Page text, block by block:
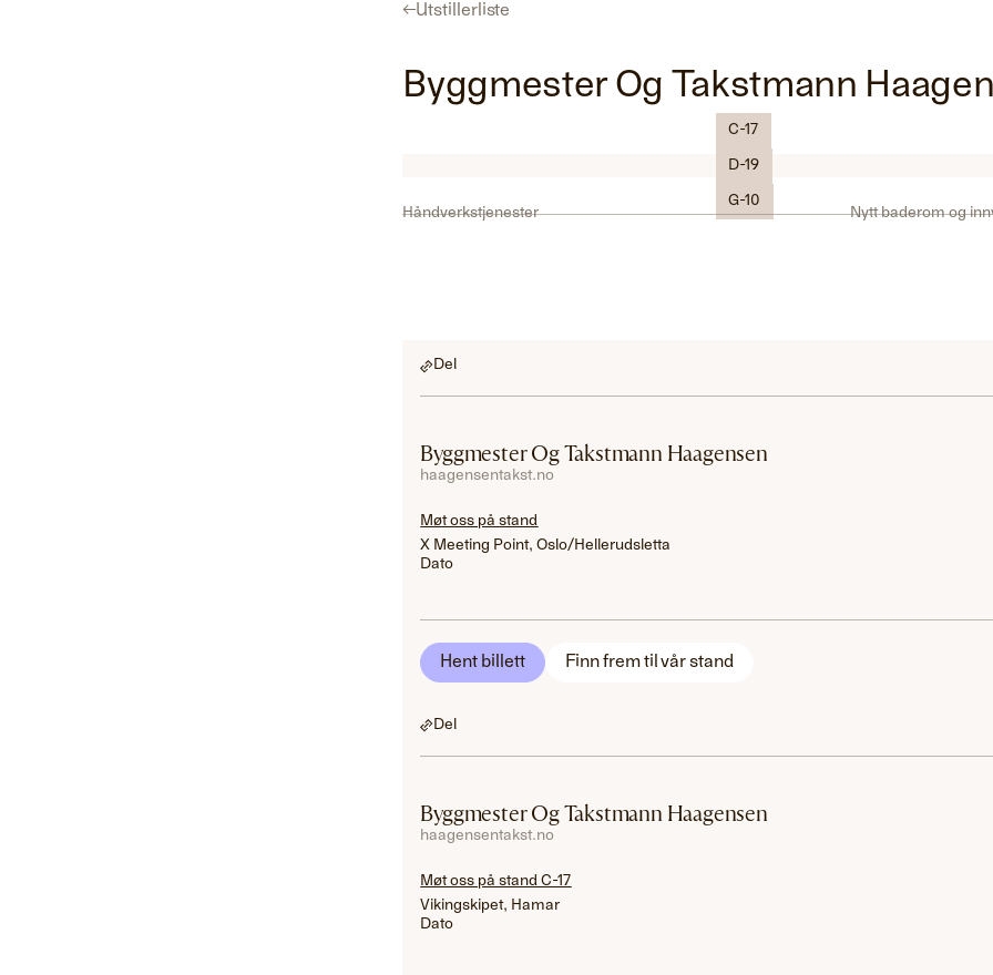
←Utstillerliste
Byggmester Og Takstmann
C-17
D-19
G-10
Logo
Håndverkstjenester Nytt baderom og
Del
Byggmester Og Takstmann Haagensen
haagensentakst.no
Møt oss på stand
X Meeting Point, Oslo/Hellerudsletta
Dato
Hent billett Finn frem til vår stand
Del
Byggmester Og Takstmann Haagensen
haagensentakst.no
Møt oss på stand C-17
Vikingskipet, Hamar
Dato